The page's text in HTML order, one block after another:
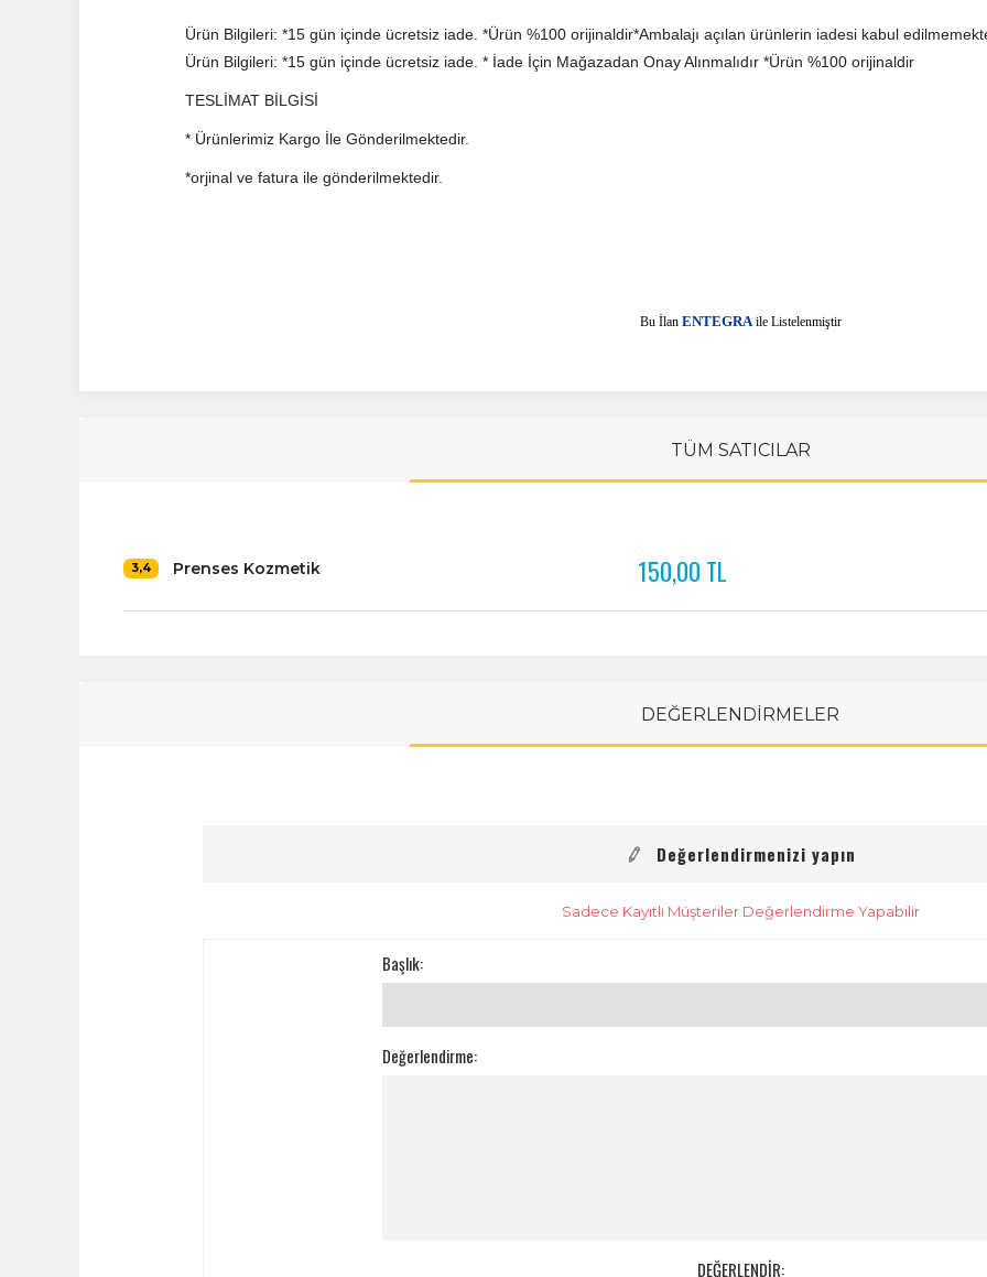
Ürün Bilgileri: *15 gün içinde ücretsiz iade. *Ürün %100 orijinaldir*Ambalajı açılan ürünlerin iadesi kabul
Ürün Bilgileri: *15 gün içinde ücretsiz iade. * İade İçin Mağazadan Onay Alınmalıdır *Ürün %100 orijinaldir
TESLİMAT BİLGİSİ
* Ürünlerimiz Kargo İle Gönderilmektedir.
*orjinal ve fatura ile gönderilmektedir.
Bu İlan ENTEGRAile Listelenmiştir
TÜM SATICILAR
3,4 Prenses Kozmetik 150,00 TL
DEĞERLENDİRMELER
Değerlendirmenizi yapın
Sadece Kayıtlı Müşteriler Değerlendirme Yapabilir
Başlık:
Değerlendirme:
DEĞERLENDİR: